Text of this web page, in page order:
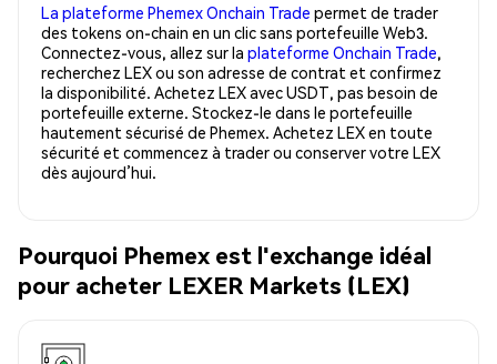
La plateforme Phemex Onchain Trade permet de trader
des tokens on-chain en un clic sans portefeuille Web3.
Connectez-vous, allez sur la plateforme Onchain Trade,
recherchez LEX ou son adresse de contrat et confirmez
la disponibilité. Achetez LEX avec USDT, pas besoin de
portefeuille externe. Stockez-le dans le portefeuille
hautement sécurisé de Phemex. Achetez LEX en toute
sécurité et commencez à trader ou conserver votre LEX
dès aujourd’hui.
Pourquoi Phemex est l'exchange idéal
pour acheter LEXER Markets (LEX)